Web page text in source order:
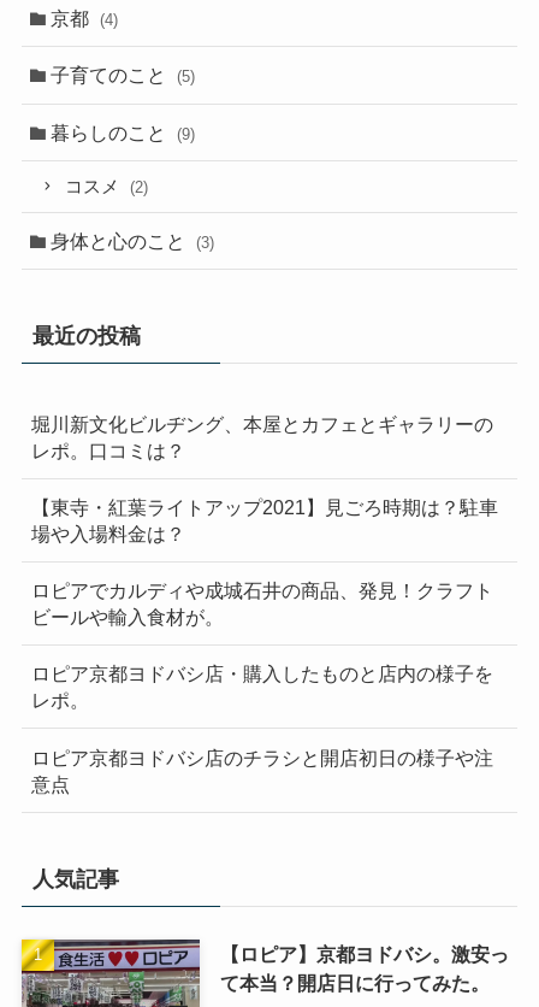
京都 (4)
子育てのこと (5)
暮らしのこと (9)
コスメ (2)
身体と心のこと (3)
最近の投稿
堀川新文化ビルヂング、本屋とカフェとギャラリーの
レポ。口コミは？
【東寺・紅葉ライトアップ2021】見ごろ時期は？駐車
場や入場料金は？
ロピアでカルディや成城石井の商品、発見！クラフト
ビールや輸入食材が。
ロピア京都ヨドバシ店・購入したものと店内の様子を
レポ。
ロピア京都ヨドバシ店のチラシと開店初日の様子や注
意点
人気記事
【ロピア】京都ヨドバシ。激安っ
て本当？開店日に行ってみた。